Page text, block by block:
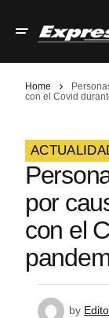
Home
con el Covid
por
con el
by